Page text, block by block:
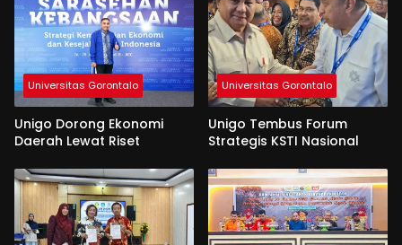
Universitas Gorontalo
Unigo Dorong Ekonomi
Daerah Lewat Riset
Universitas Gorontalo
Unigo Tembus Forum
Strategis KSTI Nasional